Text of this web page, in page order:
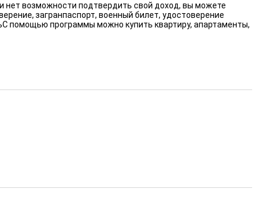
нет возможности подтвердить свой доход, вы можете
загранпаспорт, военный билет, удостоверение
помощью программы можно купить квартиру, апартаменты,